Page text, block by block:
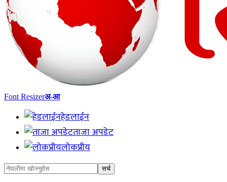
Font Resizerअ-आ
हेडलाईन
ताजा अपडेट
लोकप्रीय